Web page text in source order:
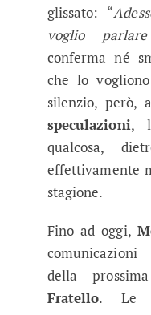
glissato: “
voglio
conferma né
che lo
silenzio, però,
speculazioni,
qualcosa,
effettivamente
stagione.
Fino ad oggi,
della
Fratello. Le